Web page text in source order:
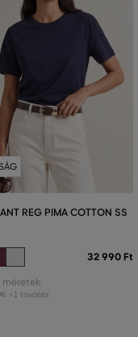
REG PIMA COTTON SS
32 990 Ft
méretek:
XL +1 további